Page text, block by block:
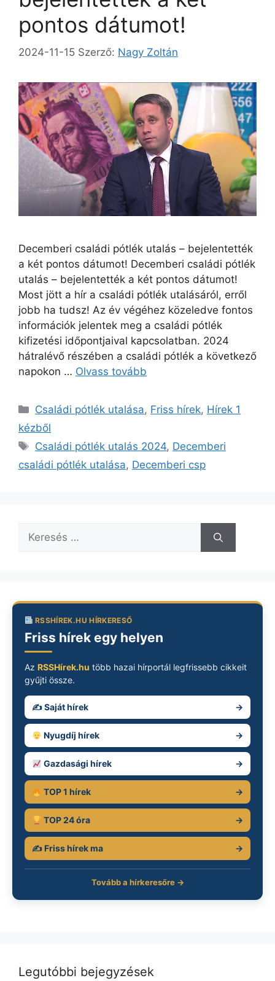
pontos dátumot!
2024-11-15 Szerző: Nagy Zoltán
Decemberi családi pótlék utalás – bejelentették
a két pontos dátumot! Decemberi családi pótlék
utalás – bejelentették a két pontos dátumot!
Most jött a hír a családi pótlék utalásáról, erről
jobb ha tudsz! Az év végéhez közeledve fontos
információk jelentek meg a családi pótlék
kifizetési időpontjaival kapcsolatban. 2024
hátralévő részében a családi pótlék a következő
napokon … Olvass tovább
Kategória
Családi pótlék utalása, Friss hírek, Hírek 1
kézből
Címkék
Családi pótlék utalás 2024, Decemberi
családi pótlék utalása, Decemberi csp
Keresés:
RSSHÍREK.HU HÍRKERESŐ
Friss hírek egy helyen
Az RSSHírek.hu több hazai hírportál legfrissebb cikkeit
gyűjti össze.
✍️ Saját hírek →
Nyugdíj hírek →
Gazdasági hírek →
TOP 1 hírek →
TOP 24 óra →
✍️ Friss hírek ma →
Tovább a hírkeresőre →
Legutóbbi bejegyzések